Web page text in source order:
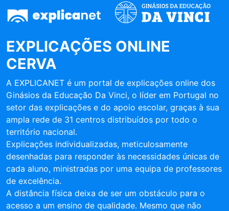
EXPLICAÇÕES ONLINE
CERVA
A EXPLICANET é um portal de explicações online dos
Ginásios da Educação Da Vinci, o líder em Portugal no
setor das explicações e do apoio escolar, graças à sua
ampla rede de 31 centros distribuídos por todo o
território nacional.
Explicações individualizadas, meticulosamente
desenhadas para responder às necessidades únicas de
cada aluno, ministradas por uma equipa de professores
de excelência.
A distância física deixa de ser um obstáculo para o
acesso a um ensino de qualidade. Mesmo que não